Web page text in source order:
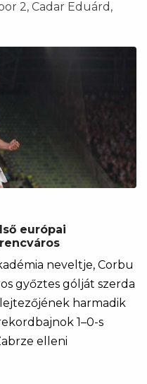
2, Cadar Eduárd,
európai
neveltje, Corbu
győztes gólját szerda
harmadik
1–0-s
elleni